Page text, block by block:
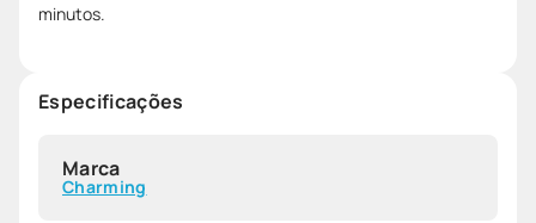
minutos.
Especificações
Marca
Charming